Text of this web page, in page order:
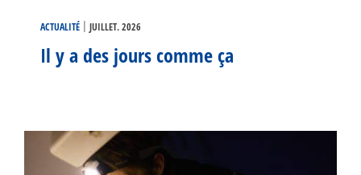
ACTUALITÉ | JUILLET. 2026
Il y a des jours comme ça